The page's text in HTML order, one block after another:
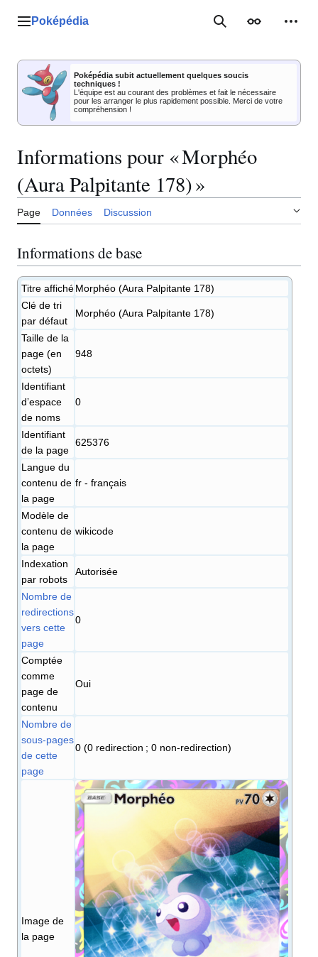
Menu principal
Poképédia RechercherApparence
Poképédia subit actuellement quelques soucis
techniques !
L'équipe est au courant des problèmes et fait le nécessaire
pour les arranger le plus rapidement possible. Merci de votre
compréhension !
Informations pour « Morphéo
(Aura Palpitante 178) »
Page Données Discussion
Informations de base
Titre affichéMorphéo (Aura Palpitante 178)
Clé de tri
par défaut
Morphéo (Aura Palpitante 178)
Taille de la
page (en
octets)
948
Identifiant
dʼespace
de noms
0
Identifiant
de la page
625376
Langue du
contenu de
la page
fr - français
Modèle de
contenu de
la page
wikicode
Indexation
par robots
Autorisée
Nombre de
redirections
vers cette
page
0
Comptée
comme
page de
contenu
Oui
Nombre de
sous-pages
de cette
page
0 (0 redirection ; 0 non-redirection)
Image de
la page